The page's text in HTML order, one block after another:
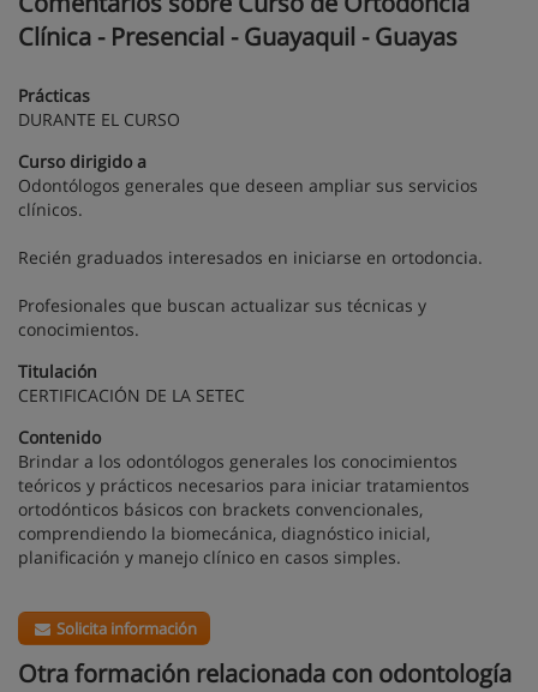
Clínica - Presencial - Guayaquil - Guayas
Prácticas
DURANTE EL CURSO
Curso dirigido a
Odontólogos generales que deseen ampliar sus servicios
clínicos.
Recién graduados interesados en iniciarse en ortodoncia.
Profesionales que buscan actualizar sus técnicas y
conocimientos.
Titulación
CERTIFICACIÓN DE LA SETEC
Contenido
Brindar a los odontólogos generales los conocimientos
teóricos y prácticos necesarios para iniciar tratamientos
ortodónticos básicos con brackets convencionales,
comprendiendo la biomecánica, diagnóstico inicial,
planificación y manejo clínico en casos simples.
Solicita información
Otra formación relacionada con odontología